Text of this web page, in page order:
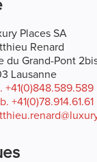
Places SA
Renard
du Grand-Pont
Lausanne
+41(0)848.589.589
+41(0)78.914.61.61